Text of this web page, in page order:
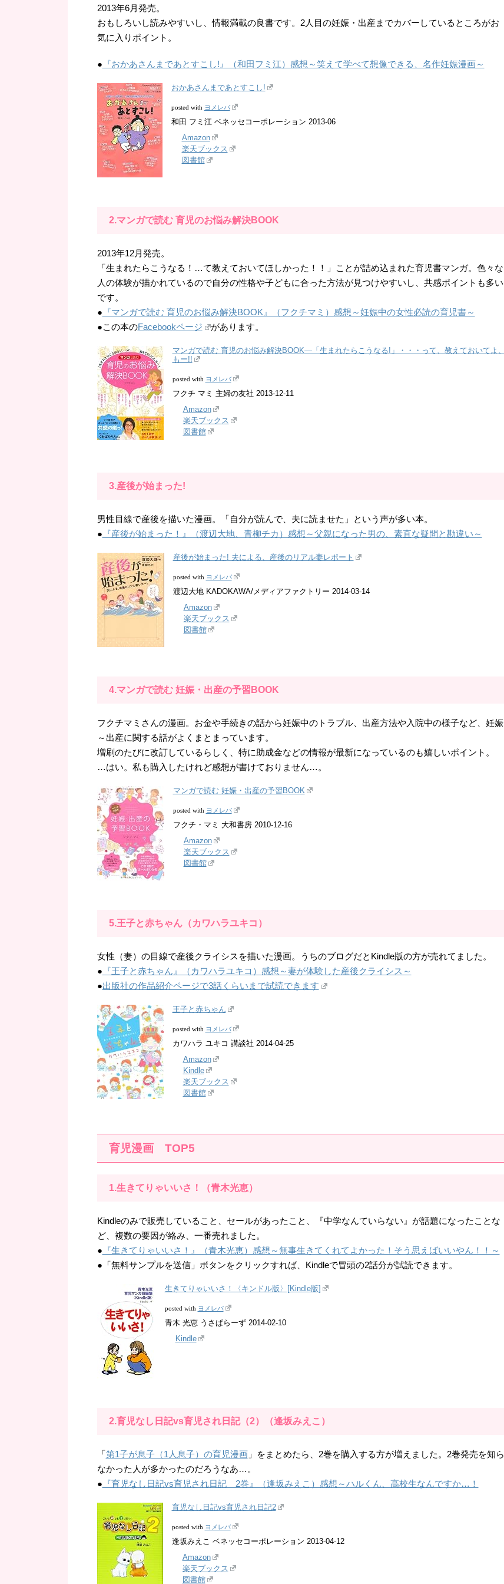
2013年6月発売。
おもしろいし読みやすいし、情報満載の良書です。2人目の妊娠・出産までカバーしているところがお
気に入りポイント。
● 『おかあさんまであとすこし!』（和田フミ江）感想～笑えて学べて想像できる、名作妊娠漫画～
おかあさんまであとすこし!
posted with ヨメレバ
和田 フミ江 ベネッセコーポレーション 2013-06
Amazon
楽天ブックス
図書館
2.マンガで読む 育児のお悩み解決BOOK
2013年12月発売。
「生まれたらこうなる！…て教えておいてほしかった！！」ことが詰め込まれた育児書マンガ。色々な
人の体験が描かれているので自分の性格や子どもに合った方法が見つけやすいし、共感ポイントも多い
です。
● 『マンガで読む 育児のお悩み解決BOOK』（フクチマミ）感想～妊娠中の女性必読の育児書～
●この本のFacebookページ があります。
マンガで読む 育児のお悩み解決BOOK―「生まれたらこうなる!」・・・って、教えておいてよ、
もー!!
posted with ヨメレバ
フクチ マミ 主婦の友社 2013-12-11
Amazon
楽天ブックス
図書館
3.産後が始まった!
男性目線で産後を描いた漫画。「自分が読んで、夫に読ませた」という声が多い本。
● 『産後が始まった！』（渡辺大地、青柳チカ）感想～父親になった男の、素直な疑問と勘違い～
産後が始まった! 夫による、産後のリアル妻レポート
posted with ヨメレバ
渡辺大地 KADOKAWA/メディアファクトリー 2014-03-14
Amazon
楽天ブックス
図書館
4.マンガで読む 妊娠・出産の予習BOOK
フクチマミさんの漫画。お金や手続きの話から妊娠中のトラブル、出産方法や入院中の様子など、妊娠
～出産に関する話がよくまとまっています。
増刷のたびに改訂しているらしく、特に助成金などの情報が最新になっているのも嬉しいポイント。
…はい。私も購入したけれど感想が書けておりません…。
マンガで読む 妊娠・出産の予習BOOK
posted with ヨメレバ
フクチ・マミ 大和書房 2010-12-16
Amazon
楽天ブックス
図書館
5.王子と赤ちゃん（カワハラユキコ）
女性（妻）の目線で産後クライシスを描いた漫画。うちのブログだとKindle版の方が売れてました。
● 『王子と赤ちゃん』（カワハラユキコ）感想～妻が体験した産後クライシス～
●出版社の作品紹介ページで3話くらいまで試読できます
王子と赤ちゃん
posted with ヨメレバ
カワハラ ユキコ 講談社 2014-04-25
Amazon
Kindle
楽天ブックス
図書館
育児漫画 TOP5
1.生きてりゃいいさ！（青木光恵）
Kindleのみで販売していること、セールがあったこと、『中学なんていらない』が話題になったことな
ど、複数の要因が絡み、一番売れました。
● 『生きてりゃいいさ！』（青木光恵）感想～無事生きてくれてよかった！そう思えばいいやん！！～
●「無料サンプルを送信」ボタンをクリックすれば、Kindleで冒頭の2話分が試読できます。
生きてりゃいいさ！〈キンドル版〉[Kindle版]
posted with ヨメレバ
青木 光恵 うさぱらーず 2014-02-10
Kindle
2.育児なし日記vs育児され日記（2）（逢坂みえこ）
「第1子が息子（1人息子）の育児漫画」をまとめたら、2巻を購入する方が増えました。2巻発売を知ら
なかった人が多かったのだろうなあ…。
● 『育児なし日記vs育児され日記 2巻』（逢坂みえこ）感想～ハルくん、高校生なんですか…！
育児なし日記vs育児され日記2
posted with ヨメレバ
逢坂みえこ ベネッセコーポレーション 2013-04-12
Amazon
楽天ブックス
図書館